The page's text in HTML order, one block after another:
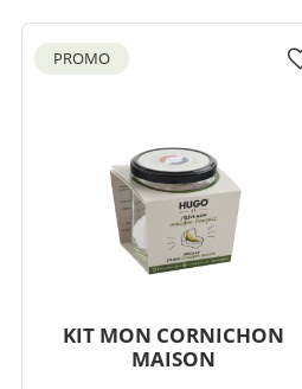
PROMO
KIT MON CORNICHON
MAISON